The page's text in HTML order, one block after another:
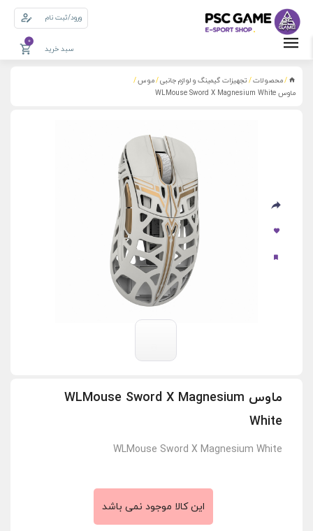
ورود/ثبت نام
سبد خرید
0
/محصولات/تجهیزات گیمینگ و لوازم جانبی/موس/
ماوس WLMouse Sword X Magnesium White
ماوس WLMouse Sword X Magnesium
White
WLMouse Sword X Magnesium White
این کالا موجود نمی باشد